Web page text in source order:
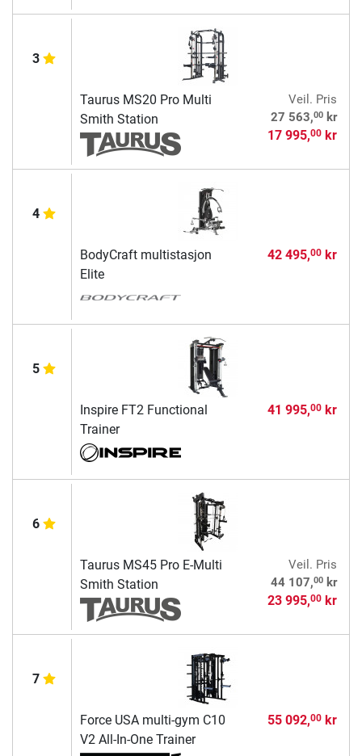
3
Taurus MS20 Pro Multi
Smith Station
Veil. Pris
27 563,00kr
17 995,00kr
4
BodyCraft multistasjon
Elite
42 495,00kr
5
Inspire FT2 Functional
Trainer
41 995,00kr
6
Taurus MS45 Pro E-Multi
Smith Station
Veil. Pris
44 107,00kr
23 995,00kr
7
Force USA multi-gym C10
V2 All-In-One Trainer
55 092,00kr